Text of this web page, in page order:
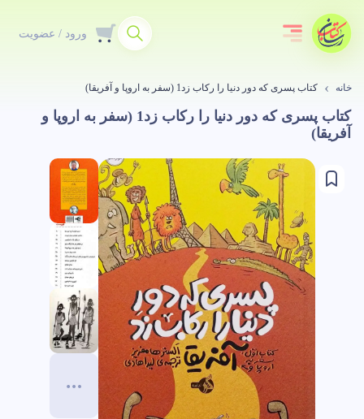
ورود / عضویت
خانه کتاب پسری که دور دنیا را رکاب زد1 (سفر به اروپا و آفریقا)
کتاب پسری که دور دنیا را رکاب زد1 (سفر به اروپا و
آفریقا)